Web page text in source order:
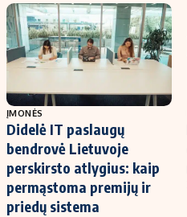
ĮMONĖS
Didelė IT paslaugų
bendrovė Lietuvoje
perskirsto atlygius: kaip
permąstoma premijų ir
priedų sistema